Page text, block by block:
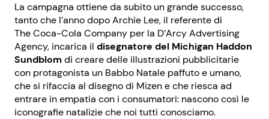
La campagna ottiene da subito un grande successo,
tanto che l’anno dopo Archie Lee, il referente di
The Coca-Cola Company per la D’Arcy Advertising
Agency, incarica il disegnatore del Michigan Haddon
Sundblom di creare delle illustrazioni pubblicitarie
con protagonista un Babbo Natale paffuto e umano,
che si rifaccia al disegno di Mizen e che riesca ad
entrare in empatia con i consumatori: nascono così le
iconografie natalizie che noi tutti conosciamo.